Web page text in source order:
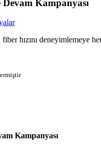
Kampanyası
hızını deneyimlemeye
Kampanyası